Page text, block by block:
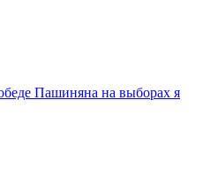
Пашиняна на выборах я